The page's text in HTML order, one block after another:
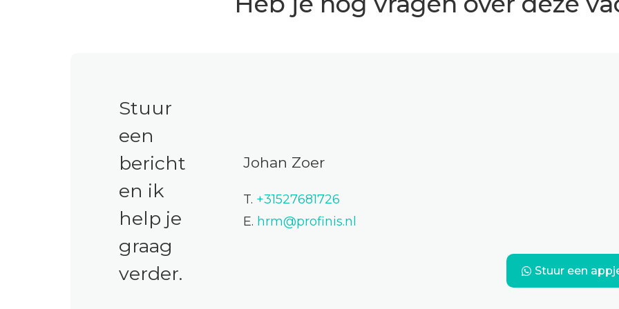
Stuur
een
bericht
en ik
help je
graag
verder.
Johan Zoer
T. +31527681726
E. hrm@profinis.nl
Stuur een